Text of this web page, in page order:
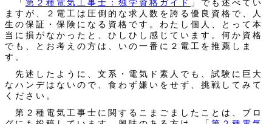
「 第２種電気工事士：独学資格ガイド
」でも述べてい
ますが、２電工は圧倒的な求人数を誇る優良資格で、人
生の保証・保険になる資格です。わたし個人、とって本
当に損がなかったと、ひしひし感じています。何か資格
でも、とお考えの方は、いの一番に２電工を推薦しま
す。
先述したように、文系・電気ド素人でも、試験に巨大
なハンデはないので、食わず嫌いをせず、挑戦してみて
ください。
第２種電気工事士に関するこまごましたことは、ブロ